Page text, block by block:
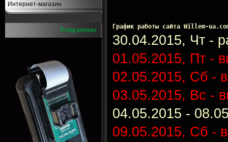
Интернет-магазин
Programmer График работы сайта Willem-
30.04.2015, Чт -
01.05.2015, Пт -
02.05.2015, Сб -
03.05.2015, Вс -
04.05.2015 -
09.05.2015, Сб -